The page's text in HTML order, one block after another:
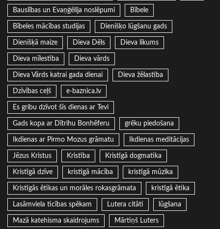
Bauslības un Evaņģēlija noslēpumi Bībele
Bībeles mācības studijas Dienišķo lūgšanu gads
Dienišķā maize Dieva Dēls Dieva likums
Dieva mīlestība Dieva vārds
Dieva Vārds katrai gada dienai Dieva žēlastība
Dzīvības ceļš e-baznica.lv
Es gribu dzīvot šīs dienas ar Tevi
Gads kopa ar Dītrihu Bonhēferu grēku piedošana
Ikdienas ar Pirmo Mozus grāmatu Ikdienas meditācijas
Jēzus Kristus Kristība Kristīgā dogmatika
Kristīgā dzīve kristīgā mācība kristīgā mūzika
Kristīgās ētikas un morāles rokasgrāmata kristīgā ētika
Lasāmviela ticības spēkam Lutera citāti lūgšana
Mazā katehisma skaidrojums Mārtiņš Luters